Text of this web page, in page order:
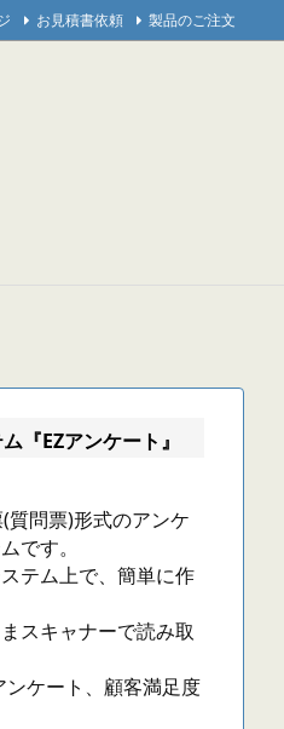
お見積書依頼 製品のご注文
『EZアンケート』
質問票)形式のアンケ
です。
テム上で、簡単に作
スキャナーで読み取
ケート、顧客満足度